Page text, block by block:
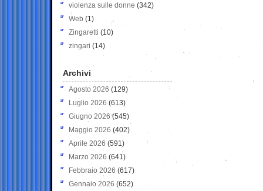
violenza sulle donne (342)
Web (1)
Zingaretti (10)
zingari (14)
Archivi
Agosto 2026 (129)
Luglio 2026 (613)
Giugno 2026 (545)
Maggio 2026 (402)
Aprile 2026 (591)
Marzo 2026 (641)
Febbraio 2026 (617)
Gennaio 2026 (652)